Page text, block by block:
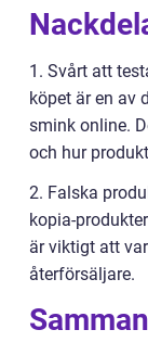
1. Svårt att
köpet är en av
smink online.
och hur
2. Falska
kopia-
är viktigt att
återförsäljare.